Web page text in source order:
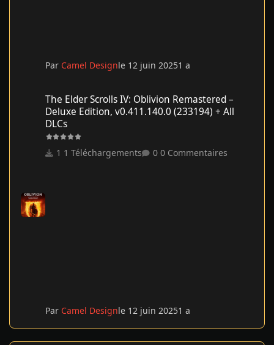
Par Camel Designle 12 juin 20251 a
The Elder Scrolls IV: Oblivion Remastered –
Deluxe Edition, v0.411.140.0 (233194) + All
DLCs
1 Téléchargements 0 Commentaires
Par Camel Designle 12 juin 20251 a